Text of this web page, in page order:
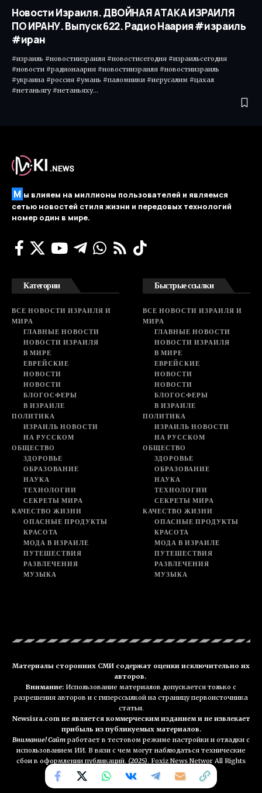
Новости Израиля. ДВОЙНАЯ АТАКА ИЗРАИЛЯ
ПО ИРАНУ. Выпуск 622. Радио Наария #израиль
#иран
#израиль #новостиизраиля #новостисегодня #израильсегодня
#новости #радионаария #новостиизраиля #новостиизраиль
#украина #россия #умань #паломники #иерусалим #цахал
#нетаньягу #нетаньяху…
М ы влияем на миллионы пользователей и являемся
сетью новостей стиля жизни и передовых технологий
номер один в мире.
Категории
ВСЕ НОВОСТИ ИЗРАИЛЯ И
МИРА
ГЛАВНЫЕ НОВОСТИ
НОВОСТИ ИЗРАИЛЯ
В МИРЕ
ЕВРЕЙСКИЕ
НОВОСТИ
НОВОСТИ
БЛОГОСФЕРЫ
В ИЗРАИЛЕ
ПОЛИТИКА
ИЗРАИЛЬ НОВОСТИ
НА РУССКОМ
ОБЩЕСТВО
ЗДОРОВЬЕ
ОБРАЗОВАНИЕ
НАУКА
ТЕХНОЛОГИИ
СЕКРЕТЫ МИРА
КАЧЕСТВО ЖИЗНИ
ОПАСНЫЕ ПРОДУКТЫ
КРАСОТА
МОДА В ИЗРАИЛЕ
ПУТЕШЕСТВИЯ
РАЗВЛЕЧЕНИЯ
МУЗЫКА
Быстрые ссылки
ВСЕ НОВОСТИ ИЗРАИЛЯ И
МИРА
ГЛАВНЫЕ НОВОСТИ
НОВОСТИ ИЗРАИЛЯ
В МИРЕ
ЕВРЕЙСКИЕ
НОВОСТИ
НОВОСТИ
БЛОГОСФЕРЫ
В ИЗРАИЛЕ
ПОЛИТИКА
ИЗРАИЛЬ НОВОСТИ
НА РУССКОМ
ОБЩЕСТВО
ЗДОРОВЬЕ
ОБРАЗОВАНИЕ
НАУКА
ТЕХНОЛОГИИ
СЕКРЕТЫ МИРА
КАЧЕСТВО ЖИЗНИ
ОПАСНЫЕ ПРОДУКТЫ
КРАСОТА
МОДА В ИЗРАИЛЕ
ПУТЕШЕСТВИЯ
РАЗВЛЕЧЕНИЯ
МУЗЫКА
Материалы сторонних СМИ содержат оценки исключительно их
авторов.
Внимание: Использование материалов допускается только с
разрешения авторов и с гиперссылкой на страницу первоисточника
статьи.
Newsisra.com не является коммерческим изданием и не извлекает
прибыль из публикуемых материалов.
Внимание! Сайт работает в тестовом режиме настройки и отладки с
использованием ИИ. В вязи с чем могут наблюдаться технические
сбои в оформлении публикаций. (2025). Foxiz News Networ All Rights
Reserved. NEWSisra.com